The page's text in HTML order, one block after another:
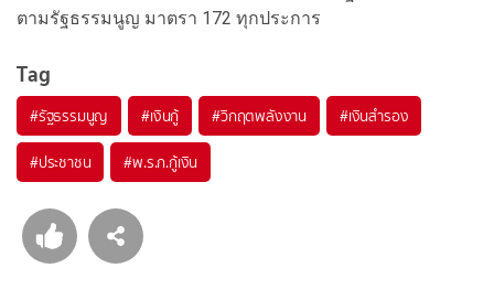
ตามรัฐธรรมนูญ มาตรา 172 ทุกประการ
Tag
#รัฐธรรมนูญ #เงินกู้ #วิกฤตพลังงาน #เงินสำรอง
#ประชาชน #พ.ร.ก.กู้เงิน